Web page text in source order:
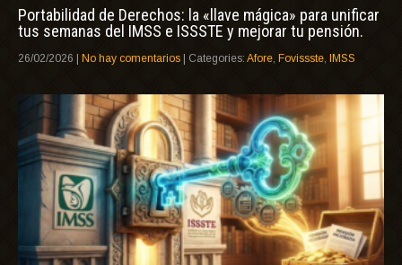
Portabilidad de Derechos: la «llave mágica» para unificar
tus semanas del IMSS e ISSSTE y mejorar tu pensión.
26/02/2026 | No hay comentarios | Categories: Afore, Fovissste, IMSS